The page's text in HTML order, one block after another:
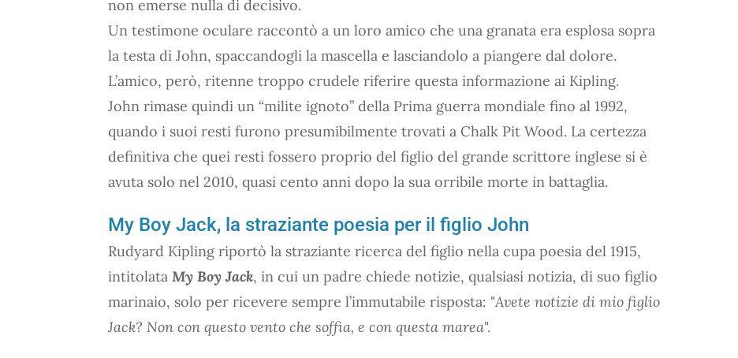
non emerse nulla di decisivo.
Un testimone oculare raccontò a un loro amico che una granata era esplosa sopra
la testa di John, spaccandogli la mascella e lasciandolo a piangere dal dolore.
L’amico, però, ritenne troppo crudele riferire questa informazione ai Kipling.
John rimase quindi un “milite ignoto” della Prima guerra mondiale fino al 1992,
quando i suoi resti furono presumibilmente trovati a Chalk Pit Wood. La certezza
‎definitiva che quei resti fossero proprio del figlio del grande scrittore inglese si è
avuta solo nel 2010, quasi ‎cento anni dopo la sua orribile morte in battaglia.
My Boy Jack, la straziante poesia per il figlio John
Rudyard Kipling riportò la straziante ricerca del figlio nella cupa poesia del 1915,
intitolata My Boy Jack, in cui un padre chiede notizie, qualsiasi notizia, di suo figlio
marinaio, solo per ricevere sempre l’immutabile risposta: "Avete notizie di mio figlio
Jack? Non con questo vento che soffia, e con questa marea".